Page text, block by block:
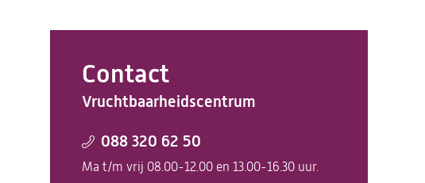
Contact
Vruchtbaarheidscentrum
088 320 62 50
Ma t/m vrij 08.00-12.00 en 13.00-16.30 uur.